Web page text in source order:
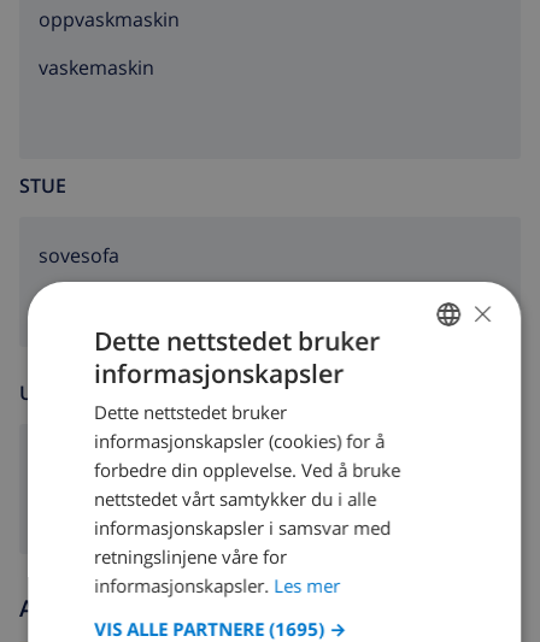
oppvaskmaskin
vaskemaskin
STUE
sovesofa
UNDERHOLDNING
Kabel tv
Ankomst- og avgangstider
FRENCH
SPANISH
GERMAN
×
Dette nettstedet bruker
informasjonskapsler
Dette nettstedet bruker
informasjonskapsler (cookies) for å
forbedre din opplevelse. Ved å bruke
nettstedet vårt samtykker du i alle
informasjonskapsler i samsvar med
retningslinjene våre for
informasjonskapsler. Les mer
VIS ALLE PARTNERE (1695) →